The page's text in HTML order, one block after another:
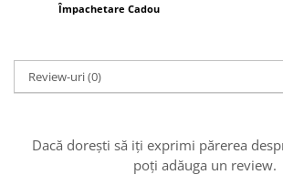
Împachetare Cadou
Review-uri(0)
Dacă dorești să iți exprimi părerea
poți adăuga un review.